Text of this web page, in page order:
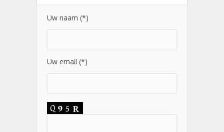
Uw naam (*)
Uw email (*)